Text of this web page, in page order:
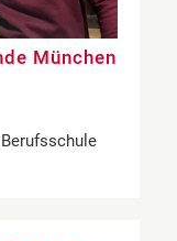
München